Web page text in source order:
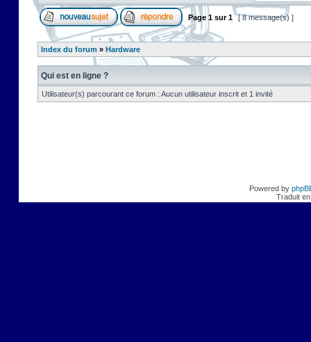
Page 1 sur1 [ 8 message(s) ]
Index du forum » Hardware
Qui est en ligne ?
Utilisateur(s) parcourant ce forum : Aucun utilisateur inscrit et 1 invité
Powered by
Traduit